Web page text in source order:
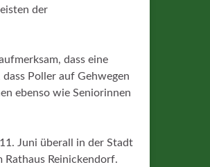
der
dass eine
Poller auf Gehwegen
ebenso wie Seniorinnen
Juni überall in der Stadt
Reinickendorf.